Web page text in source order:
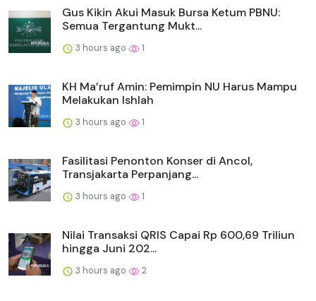
Gus Kikin Akui Masuk Bursa Ketum PBNU:
Semua Tergantung Mukt...
3 hours ago 1
KH Ma’ruf Amin: Pemimpin NU Harus Mampu
Melakukan Ishlah
3 hours ago 1
Fasilitasi Penonton Konser di Ancol,
Transjakarta Perpanjang...
3 hours ago 1
Nilai Transaksi QRIS Capai Rp 600,69 Triliun
hingga Juni 202...
3 hours ago 2